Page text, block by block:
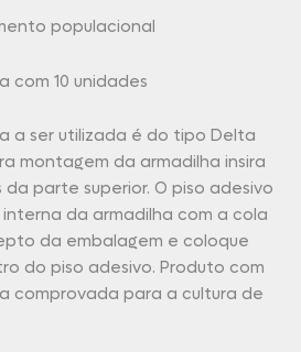
populacional
com 10 unidades
a ser utilizada é do tipo Delta
montagem da armadilha insira
da parte superior. O piso adesivo
da armadilha com a cola
da embalagem e coloque
do piso adesivo. Produto com
comprovada para a cultura de